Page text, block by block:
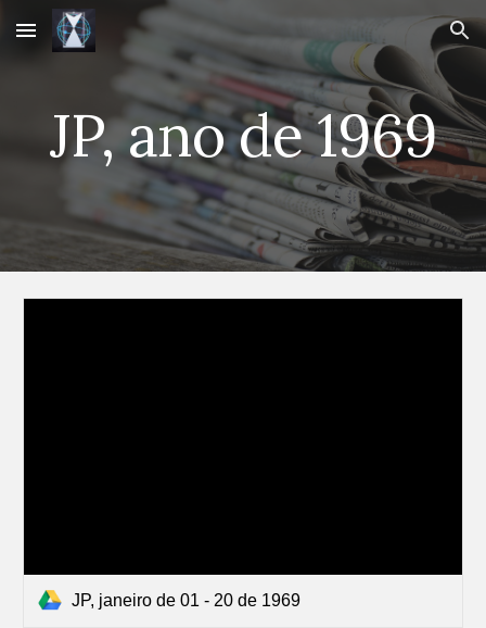
Skip to main content Skip to navigation
JP, ano de 1969
JP, janeiro de 01 - 20 de 1969